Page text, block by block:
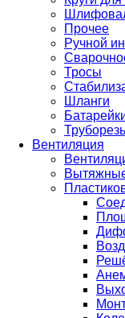
Прочее
Ручной
Тросы
Шланги
Вентиляция